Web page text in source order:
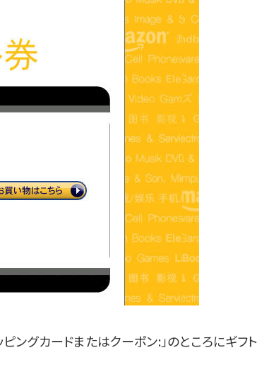
ングカードまたはクーポン:」のところにギフト